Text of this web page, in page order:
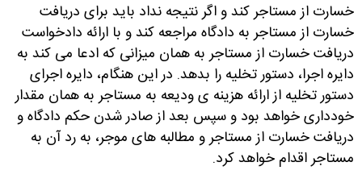
خسارت از مستاجر کند و اگر نتیجه نداد باید برای دریافت
خسارت از مستاجر به دادگاه مراجعه کند و با ارائه دادخواست
دریافت خسارت از مستاجر به همان میزانی که ادعا می کند به
دایره اجرا، دستور تخلیه را بدهد. در این هنگام، دایره اجرای
دستور تخلیه از ارائه هزینه ی ودیعه به مستاجر به همان مقدار
خودداری خواهد بود و سپس بعد از صادر شدن حکم دادگاه و
دریافت خسارت از مستاجر و مطالبه های موجر، به رد آن به
مستاجر اقدام خواهد کرد.